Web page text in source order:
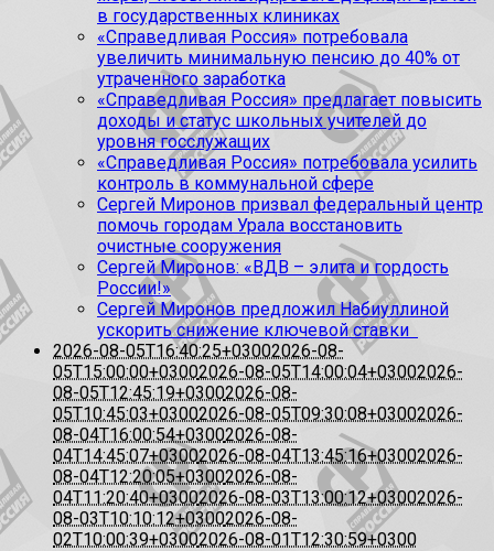
в государственных клиниках
«Справедливая Россия» потребовала
увеличить минимальную пенсию до 40% от
утраченного заработка
«Справедливая Россия» предлагает повысить
доходы и статус школьных учителей до
уровня госслужащих
«Справедливая Россия» потребовала усилить
контроль в коммунальной сфере
Сергей Миронов призвал федеральный центр
помочь городам Урала восстановить
очистные сооружения
Сергей Миронов: «ВДВ – элита и гордость
России!»
Сергей Миронов предложил Набиуллиной
ускорить снижение ключевой ставки
2026-08-05T16:40:25+03002026-08-
05T15:00:00+03002026-08-05T14:00:04+03002026-
08-05T12:45:19+03002026-08-
05T10:45:03+03002026-08-05T09:30:08+03002026-
08-04T16:00:54+03002026-08-
04T14:45:07+03002026-08-04T13:45:16+03002026-
08-04T12:20:05+03002026-08-
04T11:20:40+03002026-08-03T13:00:12+03002026-
08-03T10:10:12+03002026-08-
02T10:00:39+03002026-08-01T12:30:59+0300